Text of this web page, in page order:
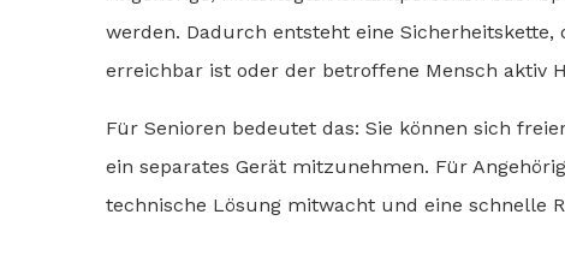
werden. Dadurch entsteht eine Sicherheitskette,
erreichbar ist oder der betroffene Mensch aktiv
Für Senioren bedeutet das: Sie können sich
ein separates Gerät mitzunehmen. Für
technische Lösung mitwacht und eine schnelle